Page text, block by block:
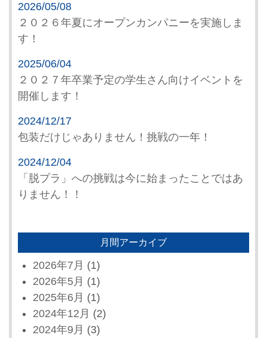
2026/05/08
２０２６年夏にオープンカンパニーを実施しま
す！
2025/06/04
２０２７年卒業予定の学生さん向けイベントを
開催します！
2024/12/17
包装だけじゃありません！挑戦の一年！
2024/12/04
「脱プラ」への挑戦は今に始まったことではあ
りません！！
月間アーカイブ
2026年7月 (1)
2026年5月 (1)
2025年6月 (1)
2024年12月 (2)
2024年9月 (3)